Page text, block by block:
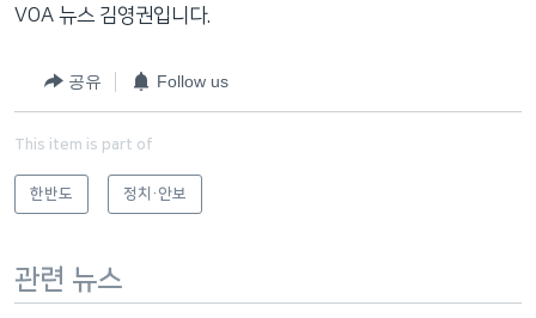
VOA 뉴스 김영권입니다.
공유 Follow us
This item is part of
한반도 정치·안보
관련 뉴스